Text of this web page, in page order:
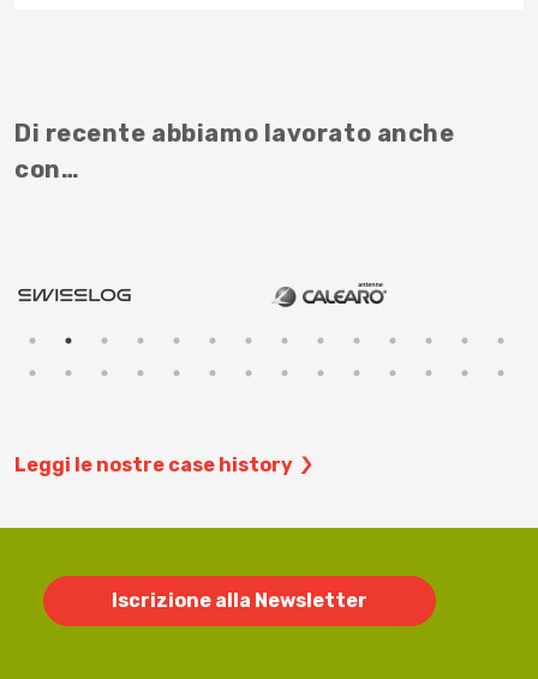
Di recente abbiamo lavorato anche
con…
Leggi le nostre case history
Iscrizione alla Newsletter